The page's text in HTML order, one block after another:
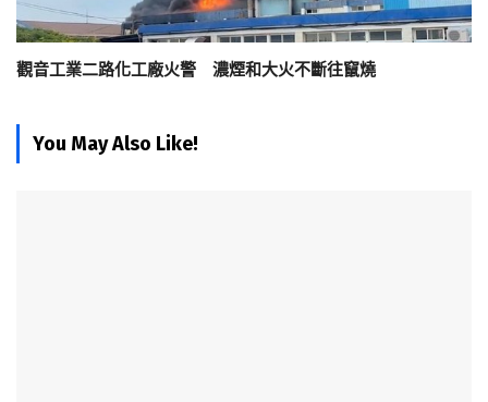
觀音工業二路化工廠火警 濃煙和大火不斷往竄燒
You May Also Like!